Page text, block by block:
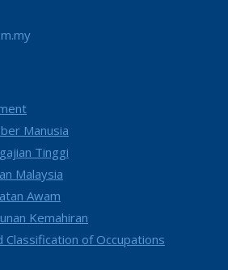
Manusia
Tinggi
Malaysia
Awam
Kemahiran
Classification of Occupations